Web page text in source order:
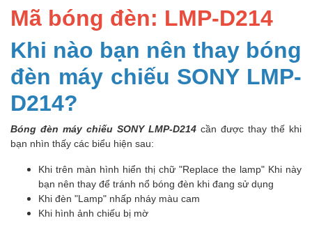
Mã bóng đèn: LMP-D214
Khi nào bạn nên thay bóng
đèn máy chiếu SONY LMP-
D214?
Bóng đèn máy chiếu SONY LMP-D214 cần được thay thế khi
bạn nhìn thấy các biểu hiện sau:
Khi trên màn hình hiển thị chữ "Replace the lamp" Khi này
bạn nên thay để tránh nổ bóng đèn khi đang sử dụng
Khi đèn "Lamp" nhấp nháy màu cam
Khi hình ảnh chiếu bị mờ